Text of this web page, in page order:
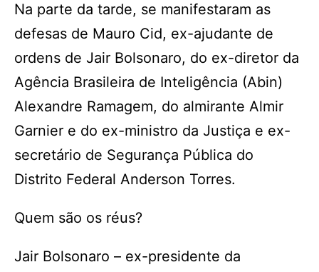
Na parte da tarde, se manifestaram as
defesas de Mauro Cid, ex-ajudante de
ordens de Jair Bolsonaro, do ex-diretor da
Agência Brasileira de Inteligência (Abin)
Alexandre Ramagem, do almirante Almir
Garnier e do ex-ministro da Justiça e ex-
secretário de Segurança Pública do
Distrito Federal Anderson Torres.
Quem são os réus?
Jair Bolsonaro – ex-presidente da